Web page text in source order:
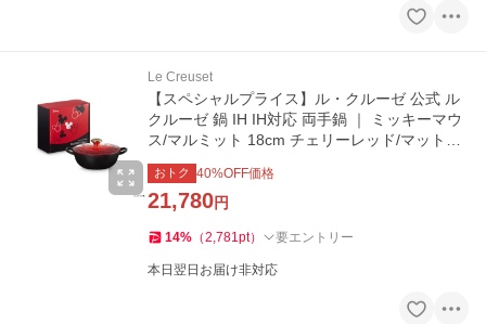
Le Creuset
【スペシャルプライス】ル・クルーゼ 公式 ル
クルーゼ 鍋 IH IH対応 両手鍋 ｜ ミッキーマウ
ス/マルミット 18cm チェリーレッド/マットブ
ラック ｜ プレゼント
おトク 40%OFF価格
21,780円
14% （2,781pt） 要エントリー
本日翌日お届け非対応